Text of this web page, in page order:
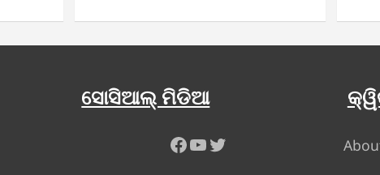
ସୋସିଆଲ୍ ମିଡିଆ
Facebook
YouTube
Twitter